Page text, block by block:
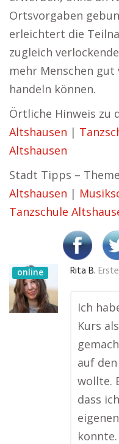
Ortsvorgaben
erleichtert die
zugleich
mehr Menschen
handeln können.
Örtliche Hinweis zu
Altshausen |
Altshausen
Stadt Tipps –
Altshausen |
Tanzschule
online Rita B.
Ich
Kurs
auf
wollte.
dass